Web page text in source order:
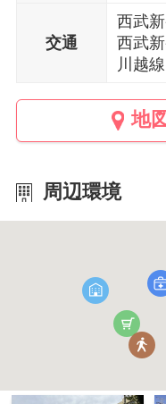
交通
西武
西武
川越
地
周辺環境